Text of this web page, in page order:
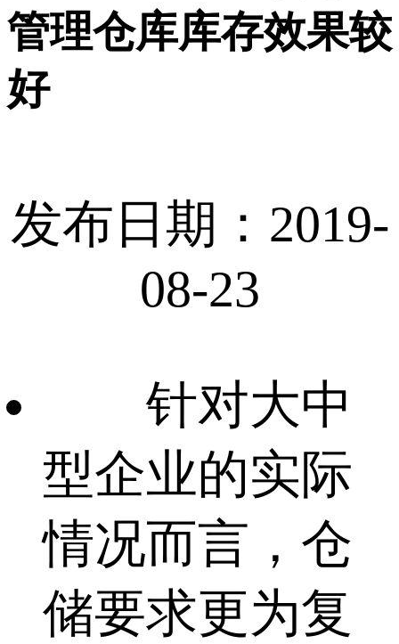
管理仓库库存效果较
好
发布日期：2019-
08-23
针对大中
型企业的实际
情况而言，仓
储要求更为复